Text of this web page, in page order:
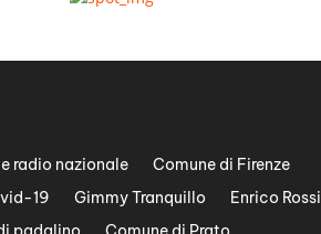
radio nazionale
Comune di Firenze
19 Gimmy Tranquillo
Enrico Rossi